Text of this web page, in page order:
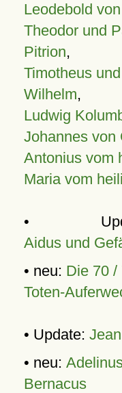
Leodebold
Theodor und
Pitrion,
Timotheus
Wilhelm,
Ludwig
Johannes von
Antonius vom
Maria vom
•
Aidus und
• neu: Die 70 /
Toten-
• Update:
• neu:
Bernacus